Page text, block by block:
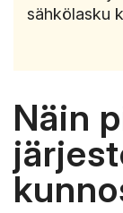
sähkölasku
Näin